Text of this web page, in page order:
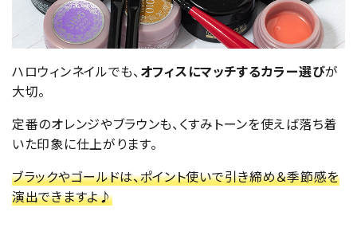
ハロウィンネイルでも、オフィスにマッチするカラー選びが
大切。
定番のオレンジやブラウンも、くすみトーンを使えば落ち着
いた印象に仕上がります。
ブラックやゴールドは、ポイント使いで引き締め＆季節感を
演出できますよ♪